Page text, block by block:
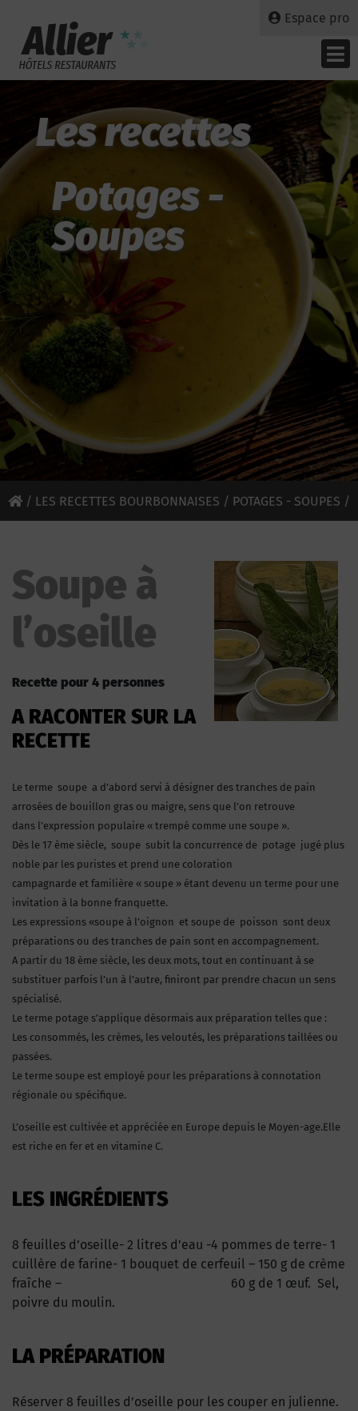
Espace pro
Les recettes
Potages -
Soupes
/ LES RECETTES BOURBONNAISES / POTAGES - SOUPES /
Soupe à
l’oseille
Recette pour 4 personnes
A RACONTER SUR LA
RECETTE
Le terme soupe a d’abord servi à désigner des tranches de pain
arrosées de bouillon gras ou maigre, sens que l’on retrouve
dans l’expression populaire « trempé comme une soupe ».
Dès le 17 ème siècle, soupe subit la concurrence de potage jugé plus
noble par les puristes et prend une coloration
campagnarde et familière « soupe » étant devenu un terme pour une
invitation à la bonne franquette.
Les expressions «soupe à l’oignon et soupe de poisson sont deux
préparations ou des tranches de pain sont en accompagnement.
A partir du 18 ème siècle, les deux mots, tout en continuant à se
substituer parfois l’un à l’autre, finiront par prendre chacun un sens
spécialisé.
Le terme potage s’applique désormais aux préparation telles que :
Les consommés, les crèmes, les veloutés, les préparations taillées ou
passées.
Le terme soupe est employé pour les préparations à connotation
régionale ou spécifique.
L’oseille est cultivée et appréciée en Europe depuis le Moyen-age.Elle
est riche en fer et en vitamine C.
LES INGRÉDIENTS
8 feuilles d’oseille- 2 litres d’eau -4 pommes de terre- 1
cuillère de farine- 1 bouquet de cerfeuil – 150 g de crème
fraîche – 60 g de 1 œuf. Sel,
poivre du moulin.
LA PRÉPARATION
Réserver 8 feuilles d’oseille pour les couper en julienne.